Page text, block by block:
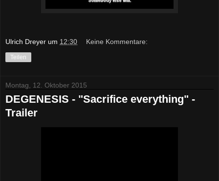
Ulrich Dreyer um 12:30 Keine Kommentare:
Teilen
Montag, 12. Oktober 2015
DEGENESIS - "Sacrifice everything" -
Trailer